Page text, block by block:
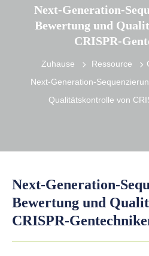
Next-Generation-
Bewertung und
CRISPR-
Zuhause Ressource
Next-Generation-
Qualitätskontrolle von
Next-Generation-
Bewertung und
CRISPR-